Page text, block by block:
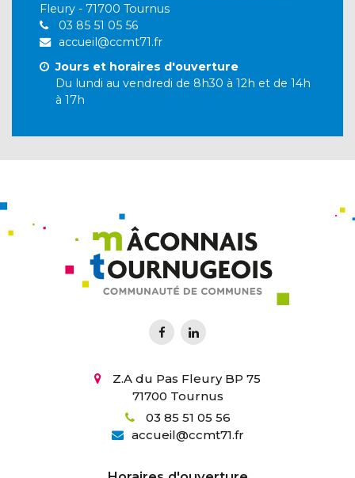
Fleury - 71700 Tournus
03 85 51 05 56
accueil@ccmt71.fr
Jours et horaires d'ouverture
Du lundi au vendredi de 8h30 à 12h et de 14h
à 17h
Z.A du Pas Fleury BP 75
71700 Tournus
03 85 51 05 56
accueil@ccmt71.fr